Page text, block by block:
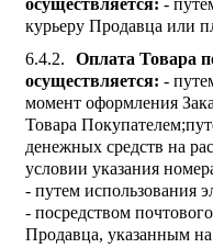
курьеру Продавца или
Оплата Товара
осуществляется: -
момент оформления
Товара
денежных средств на
условии указания
- путем использования
- посредством
Продавца, указанным